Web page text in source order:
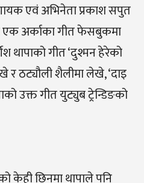
एवं अभिनेता प्रकाश सपुत
एक अर्काका गीत फेसबुकमा
थापाको गीत ‘दुश्मन हेरेको
ठट्यौली शैलीमा लेखे, ‘दाइ
उक्त गीत युट्युब ट्रेन्डिङको
छिनमा थापाले पनि